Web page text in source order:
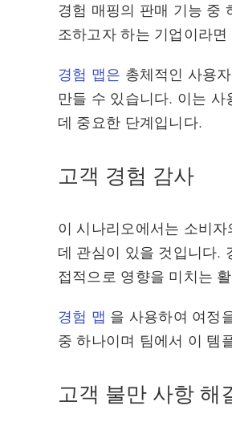
경험 매핑의 판매 기능 중
조하고자 하는 기업이라
경험 맵은 총체적인 사용
만들 수 있습니다. 이는
데 중요한 단계입니다.
고객 경험 감사
이 시나리오에서는 소비
데 관심이 있을 것입니다.
접적으로 영향을 미치는
경험 맵 을 사용하여 여정
중 하나이며 팀에서 이 템
고객 불만 사항 해